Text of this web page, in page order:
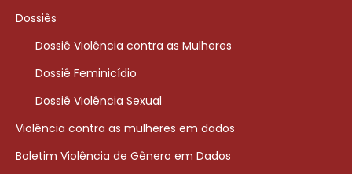
Dossiês
Dossiê Violência contra as Mulheres
Dossiê Feminicídio
Dossiê Violência Sexual
Violência contra as mulheres em dados
Boletim Violência de Gênero em Dados